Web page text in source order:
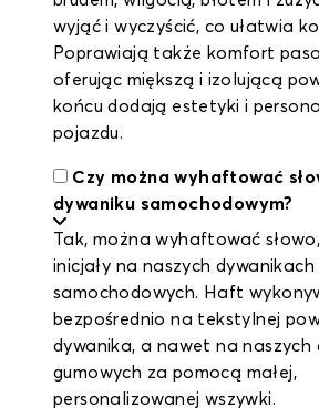
wyjąć i wyczyścić, co ułatwia
Poprawiają także komfort
oferując miększą i izolującą
końcu dodają estetyki i
pojazdu.
Czy można wyhaftować
dywaniku samochodowym?
Tak, można wyhaftować
inicjały na naszych dywanikach
samochodowych. Haft
bezpośrednio na tekstylnej
dywanika, a nawet na naszych
gumowych za pomocą małej,
personalizowanej wszywki.